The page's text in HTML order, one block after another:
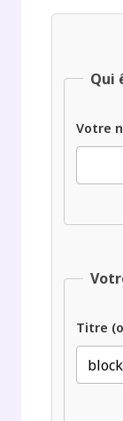
Qui
Votre
Titre